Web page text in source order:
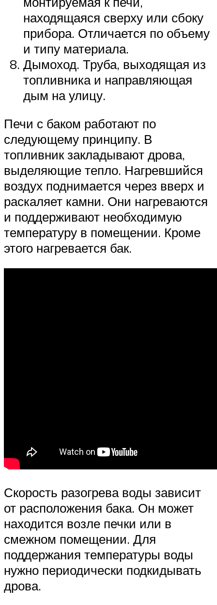
находящаяся сверху или сбоку
прибора. Отличается по объему
и типу материала.
Дымоход. Труба, выходящая из
топливника и направляющая
дым на улицу.
Печи с баком работают по
следующему принципу. В
топливник закладывают дрова,
выделяющие тепло. Нагревшийся
воздух поднимается через вверх и
раскаляет камни. Они нагреваются
и поддерживают необходимую
температуру в помещении. Кроме
этого нагревается бак.
Скорость разогрева воды зависит
от расположения бака. Он может
находится возле печки или в
смежном помещении. Для
поддержания температуры воды
нужно периодически подкидывать
дрова.